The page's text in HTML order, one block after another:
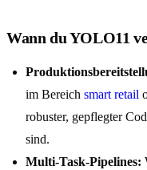
Wann du YOLO11
im Bereich smart retail
robuster, gepflegter
sind.
Multi-Task-Pipelines: